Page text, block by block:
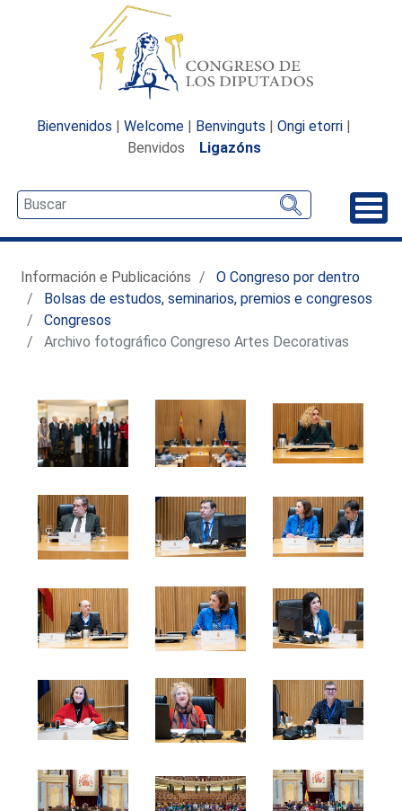
Bienvenidos | Welcome | Benvinguts | Ongi etorri |
Benvidos Ligazóns
Información e Publicacións
O Congreso por dentro
Bolsas de estudos, seminarios, premios e congresos
Congresos
Archivo fotográfico Congreso Artes Decorativas